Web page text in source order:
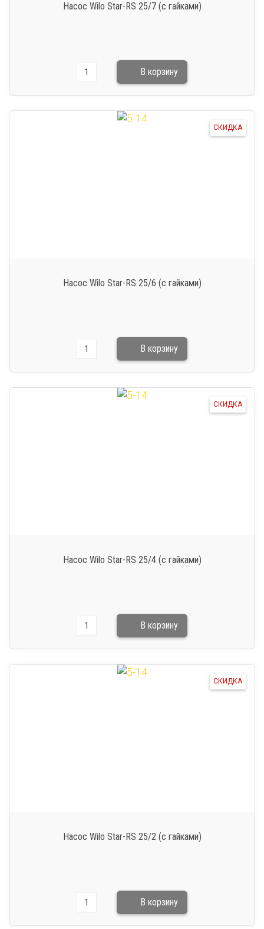
Насос Wilo Star-RS 25/7 (с гайками)
СКИДКА
Насос Wilo Star-RS 25/6 (с гайками)
СКИДКА
Насос Wilo Star-RS 25/4 (с гайками)
СКИДКА
Насос Wilo Star-RS 25/2 (с гайками)